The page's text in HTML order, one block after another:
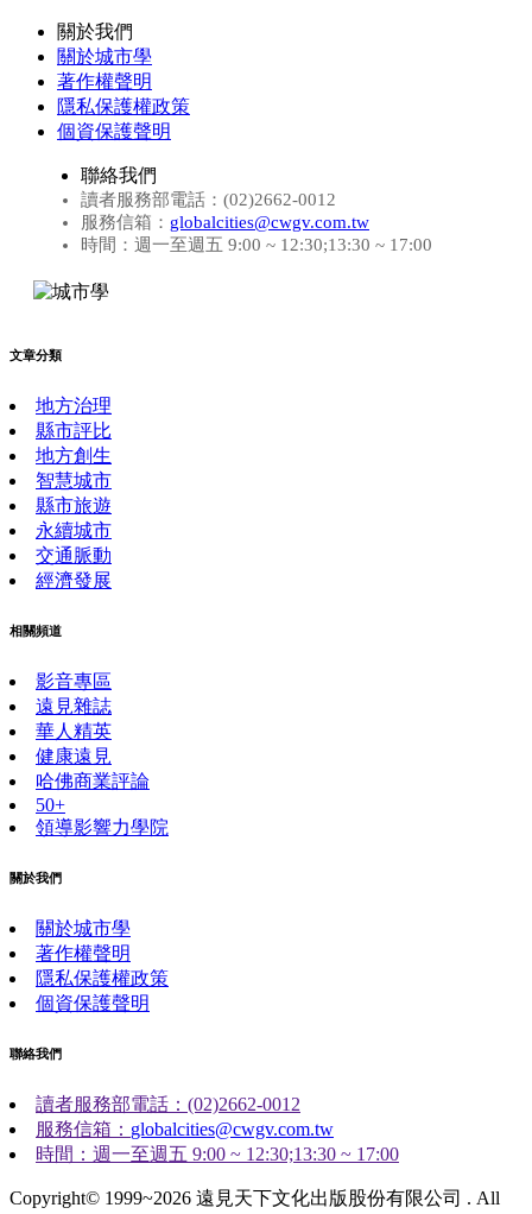
關於我們
關於城市學
著作權聲明
隱私保護權政策
個資保護聲明
聯絡我們
讀者服務部電話：(02)2662-0012
服務信箱： globalcities@cwgv.com.tw
時間：週一至週五 9:00 ~ 12:30;13:30 ~ 17:00
文章分類
地方治理
縣市評比
地方創生
智慧城市
縣市旅遊
永續城市
交通脈動
經濟發展
相關頻道
影音專區
遠見雜誌
華人精英
健康遠見
哈佛商業評論
50+
領導影響力學院
關於我們
關於城市學
著作權聲明
隱私保護權政策
個資保護聲明
聯絡我們
讀者服務部電話：(02)2662-0012
服務信箱： globalcities@cwgv.com.tw
時間：週一至週五 9:00 ~ 12:30;13:30 ~ 17:00
Copyright© 1999~2026 遠見天下文化出版股份有限公司 . All